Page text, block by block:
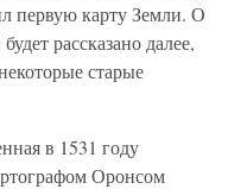
первую карту Земли. О
рассказано далее,
старые
в 1531 году
Оронсом